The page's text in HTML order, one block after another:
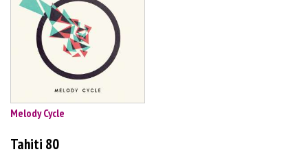
Melody Cycle
Tahiti 80